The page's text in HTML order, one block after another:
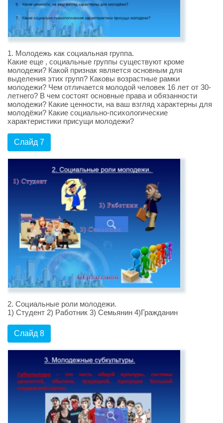
1. Молодежь как социальная группа.
Какие еще , социальные группы существуют кроме
молодежи? Какой признак является основным для
выделения этих групп? Каковы возрастные рамки
молодежи? Чем отличается молодой человек 16 лет от 30-
летнего? В чем состоят основные права и обязанности
молодежи? Какие ценности, на ваш взгляд характерны для
молодёжи? Какие социально-психологические
характеристики присущи молодежи?
Слайд 7
2. Социальные роли молодежи.
1) Студент 2) Работник 3) Семьянин 4)Гражданин
Слайд 8